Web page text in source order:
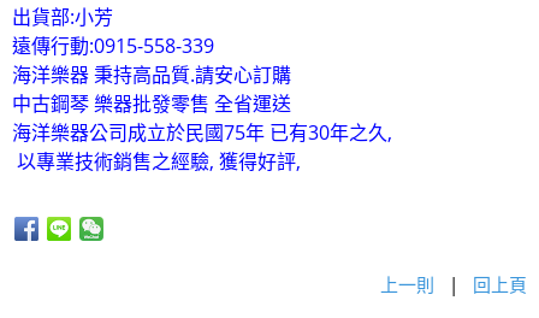
出貨部:小芳
遠傳行動:0915-558-339
海洋樂器 秉持高品質.請安心訂購
中古鋼琴 樂器批發零售 全省運送
海洋樂器公司成立於民國75年 已有30年之久,
以專業技術銷售之經驗, 獲得好評,
上一則 | 回上頁